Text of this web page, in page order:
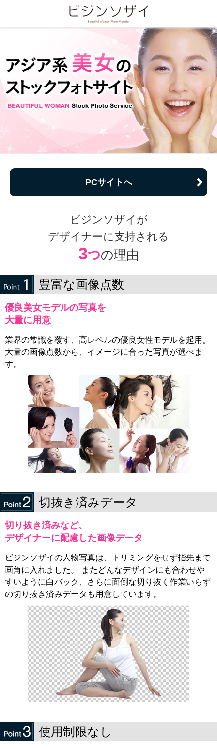
PCサイトへ
ビジンソザイが
デザイナーに支持される
3つの理由
豊富な画像点数
優良美女モデルの写真を
大量に用意
業界の常識を覆す、高レベルの優良女性モデルを起用。
大量の画像点数から、イメージに合った写真が選べま
す。
切抜き済みデータ
切り抜き済みなど、
デザイナーに配慮した画像データ
ビジンソザイの人物写真は、トリミングをせず指先まで
画角に入れました。 またどんなデザインにも合わせや
すいように白バック、さらに面倒な切り抜く作業いらず
の切り抜き済みデータも用意しています。
使用制限なし